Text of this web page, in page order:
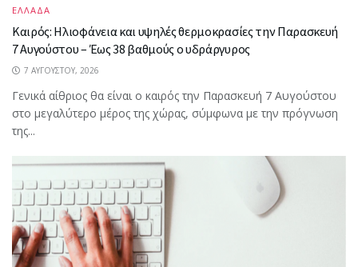
ΕΛΛΑΔΑ
Καιρός: Ηλιοφάνεια και υψηλές θερμοκρασίες την Παρασκευή
7 Αυγούστου – Έως 38 βαθμούς ο υδράργυρος
7 ΑΥΓΟΎΣΤΟΥ, 2026
Γενικά αίθριος θα είναι ο καιρός την Παρασκευή 7 Αυγούστου
στο μεγαλύτερο μέρος της χώρας, σύμφωνα με την πρόγνωση
της...